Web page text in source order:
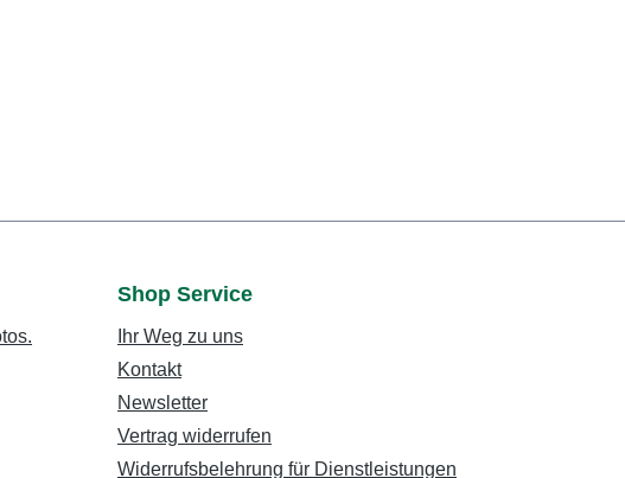
Shop Service
Ihr Weg zu uns
Kontakt
Newsletter
Vertrag widerrufen
Widerrufsbelehrung für Dienstleistungen